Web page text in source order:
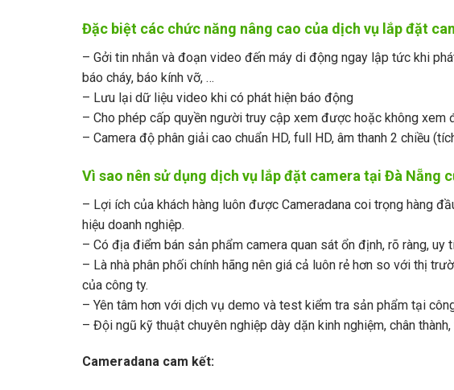
Đặc biệt các chức năng nâng cao của dịch vụ lắp đặt
– Gởi tin nhắn và đoạn video đến máy di động ngay lập tức khi
báo cháy, báo kính vỡ, …
– Lưu lại dữ liệu video khi có phát hiện báo động
– Cho phép cấp quyền người truy cập xem được hoặc không
– Camera độ phân giải cao chuẩn HD, full HD, âm thanh 2 chiều
Vì sao nên sử dụng dịch vụ lắp đặt camera tại Đà Nẵng
– Lợi ích của khách hàng luôn được Cameradana coi trọng hàng
hiệu doanh nghiệp.
– Có địa điểm bán sản phẩm camera quan sát ổn định, rõ ràng, uy
– Là nhà phân phối chính hãng nên giá cả luôn rẻ hơn so với thị
của công ty.
– Yên tâm hơn với dịch vụ demo và test kiểm tra sản phẩm tại
– Đội ngũ kỹ thuật chuyên nghiệp dày dặn kinh nghiệm, chân
Cameradana cam kết: